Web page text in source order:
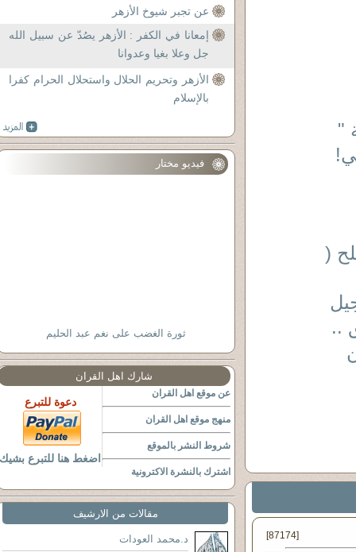
"
(
..
[87174]
عن تجبر شيوخ الأزهر
إمعانا في الكفر : الأزهر يصُدّ عن سبيل الله
جل وعلا بغيا وعدوانا
الأزهر وتحريم الحلال واستحلال الحرام كفرا
بالإسلام
فيديو مختار
ثورة الغضب على نغم عبد الحليم
شارك اهل القران
عن موقع اهل القران
منهج موقع اهل القران
شروط النشر بالموقع
اشترك بالنشرة الاكترونية
دعوة للتبرع
اضغط هنا للتبرع بشيك
مقالات من الارشيف
د.محمد العودات